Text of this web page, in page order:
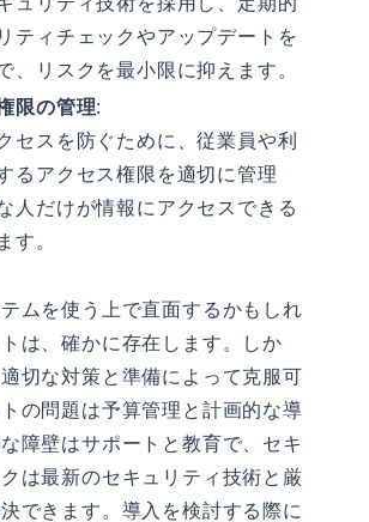
ティチェックやアップデートを
、リスクを最小限に抑えます。
限の管理:
セスを防ぐために、従業員や利
るアクセス権限を適切に管理
人だけが情報にアクセスできる
す。
ムを使う上で直面するかもしれ
は、確かに存在します。しか
切な対策と準備によって克服可
の問題は予算管理と計画的な導
障壁はサポートと教育で、セキ
は最新のセキュリティ技術と厳
できます。導入を検討する際に